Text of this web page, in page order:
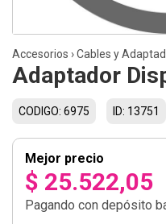
Accesorios ›Cables y
Adaptador
CODIGO: 6975 ID: 13751
Mejor precio
$ 25.522,05
Pagando con depósito